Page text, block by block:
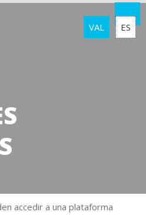
VAL ES
accedir a una plataforma